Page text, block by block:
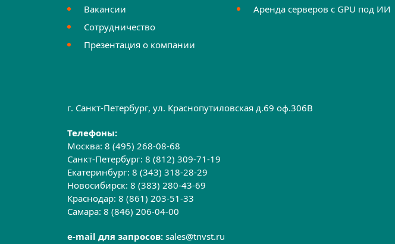
Вакансии
Сотрудничество
Презентация о компании
Аренда серверов с GPU под ИИ
г. Санкт-Петербург, ул. Краснопутиловская д.69 оф.306B
Телефоны:
Москва:8 (495) 268-08-68
Санкт-Петербург:8 (812) 309-71-19
Екатеринбург:8 (343) 318-28-29
Новосибирск:8 (383) 280-43-69
Краснодар:8 (861) 203-51-33
Самара:8 (846) 206-04-00
e-mail для запросов:sales@tnvst.ru